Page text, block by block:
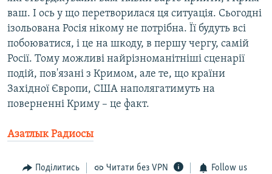
ваш. І ось у що перетворилася ця ситуація. Сьогодні
ізольована Росія нікому не потрібна. Її будуть всі
побоюватися, і це на шкоду, в першу чергу, самій
Росії. Тому можливі найрізноманітніші сценарії
подій, пов'язані з Кримом, але те, що країни
Західної Європи, США наполягатимуть на
поверненні Криму – це факт.
Азатлык Радиосы
Поділитись Читати без VPN Follow us